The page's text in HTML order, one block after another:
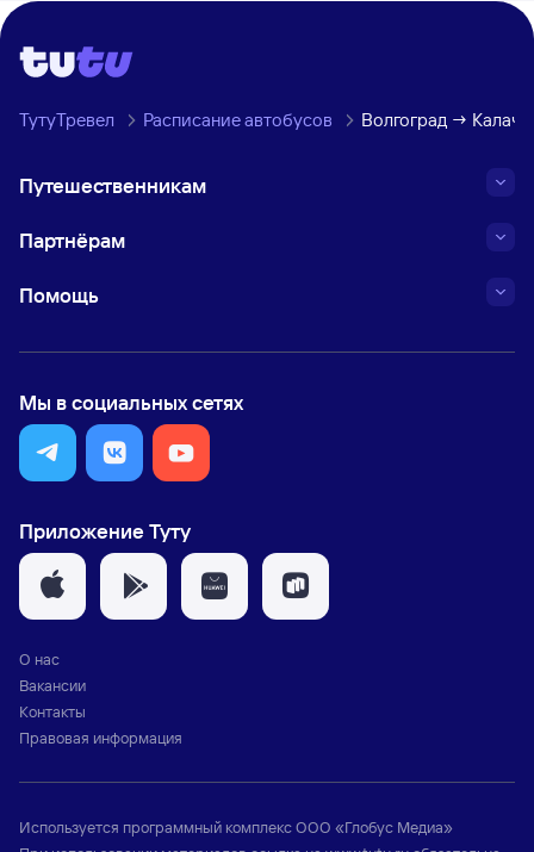
ТутуТревел Расписание автобусов Волгоград →
Путешественникам
Партнёрам
Помощь
Мы в социальных сетях
Приложение Туту
О нас
Вакансии
Контакты
Правовая информация
Используется программный комплексООО «Глобус Медиа»